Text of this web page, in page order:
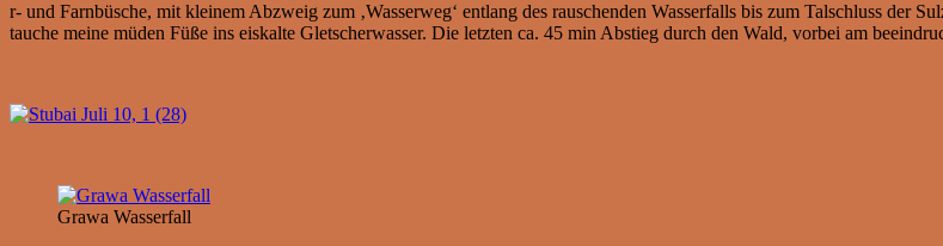
r- und Farnbüsche, mit kleinem Abzweig zum ‚Wasserweg‘ entlang des rauschenden Wasserfalls bis zum Talschluss der
tauche meine müden Füße ins eiskalte Gletscherwasser. Die letzten ca. 45 min Abstieg durch den Wald, vorbei am
Grawa Wasserfall